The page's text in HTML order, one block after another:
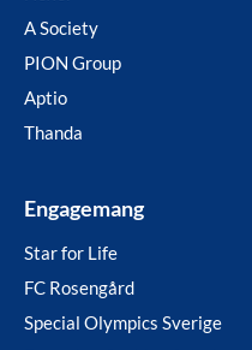
A Society
PION Group
Aptio
Thanda
Engagemang
Star for Life
FC Rosengård
Special Olympics Sverige